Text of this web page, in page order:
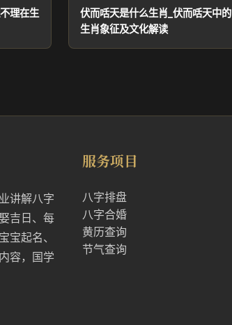
理在生
伏而咶天是什么生肖_伏而咶天中的
生肖象征及文化解读
讲解八字
吉日、每
宝起名、
容，国学
服务项目
八字排盘
八字合婚
黄历查询
节气查询